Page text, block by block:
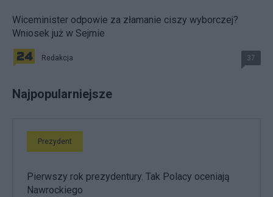
Wiceminister odpowie za złamanie ciszy wyborczej?
Wniosek już w Sejmie
Redakcja 37
Najpopularniejsze
Prezydent
Pierwszy rok prezydentury. Tak Polacy oceniają
Nawrockiego